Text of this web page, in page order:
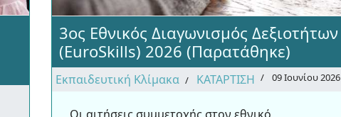
3ος Εθνικός Διαγωνισμός Δεξιοτήτων
(EuroSkills) 2026 (Παρατάθηκε)
Εκπαιδευτική Κλίμακα ΚΑΤΑΡΤΙΣΗ 09 Ιουνίου 2026